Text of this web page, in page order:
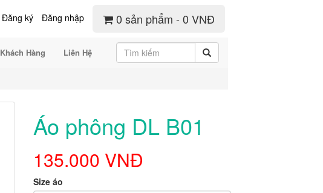
Đăng ký Đăng nhập 0 sản phẩm - 0 VNĐ
Khách Hàng Liên Hệ
Áo phông DL B01
135.000 VNĐ
Size áo